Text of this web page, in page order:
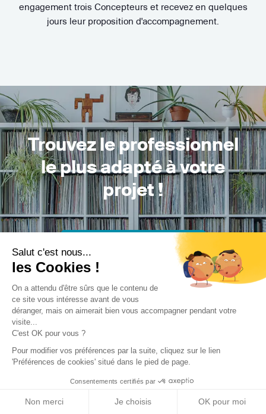
Salut c'est nous...
les Cookies !
On a attendu d'être sûrs que le contenu de
ce site vous intéresse avant de vous
déranger, mais on aimerait bien vous accompagner pendant votre
visite...
C'est OK pour vous ?
Pour modifier vos préférences par la suite, cliquez sur le lien
'Préférences de cookies' situé dans le pied de page.
Consentements certifiés par
Non merci Je choisis OK pour moi
engagement trois Concepteurs et recevez en quelques
jours leur proposition d'accompagnement.
Trouvez le professionnel
le plus adapté à votre
projet !
Trouver mon Concepteur
Trouver une réalisation
TDG